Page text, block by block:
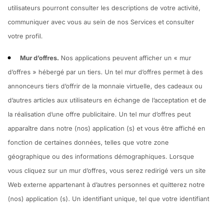
utilisateurs pourront consulter les descriptions de votre activité,
communiquer avec vous au sein de nos Services et consulter
votre profil.
Mur d’offres. Nos applications peuvent afficher un « mur
d’offres » hébergé par un tiers. Un tel mur d’offres permet à des
annonceurs tiers d’offrir de la monnaie virtuelle, des cadeaux ou
d’autres articles aux utilisateurs en échange de l’acceptation et de
la réalisation d’une offre publicitaire. Un tel mur d’offres peut
apparaître dans notre (nos) application (s) et vous être affiché en
fonction de certaines données, telles que votre zone
géographique ou des informations démographiques. Lorsque
vous cliquez sur un mur d’offres, vous serez redirigé vers un site
Web externe appartenant à d’autres personnes et quitterez notre
(nos) application (s). Un identifiant unique, tel que votre identifiant